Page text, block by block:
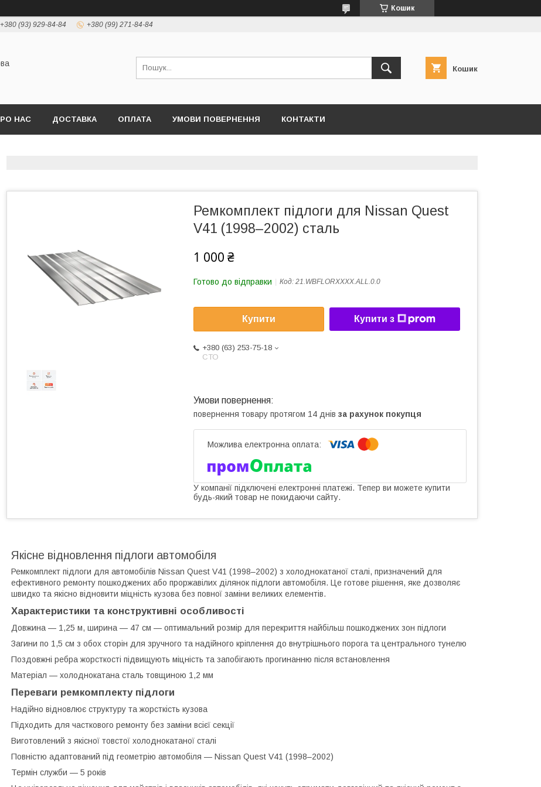
Кошик
+380 (93) 929-84-84 +380 (99) 271-84-84
Кошик
НАС ДОСТАВКА ОПЛАТА УМОВИ ПОВЕРНЕННЯ КОНТАКТИ
Ремкомплект підлоги для Nissan Quest
V41 (1998–2002) сталь
1 000 ₴
Готово до відправки Код: 21.WBFLORXXXX.ALL.0.0
Купити Купити з
+380 (63) 253-75-18
СТО
повернення товару протягом 14 днів за рахунок покупця
У компанії підключені електронні платежі. Тепер ви можете купити
будь-який товар не покидаючи сайту.
Якісне відновлення підлоги автомобіля
Ремкомплект підлоги для автомобілів Nissan Quest V41 (1998–2002) з холоднокатаної сталі, призначений для
ефективного ремонту пошкоджених або проржавілих ділянок підлоги автомобіля. Це готове рішення, яке дозволяє
швидко та якісно відновити міцність кузова без повної заміни великих елементів.
Характеристики та конструктивні особливості
Довжина — 1,25 м, ширина — 47 см — оптимальний розмір для перекриття найбільш пошкоджених зон підлоги
Загини по 1,5 см з обох сторін для зручного та надійного кріплення до внутрішнього порога та центрального тунелю
Поздовжні ребра жорсткості підвищують міцність та запобігають прогинанню після встановлення
Матеріал — холоднокатана сталь товщиною 1,2 мм
Переваги ремкомплекту підлоги
Надійно відновлює структуру та жорсткість кузова
Підходить для часткового ремонту без заміни всієї секції
Виготовлений з якісної товстої холоднокатаної сталі
Повністю адаптований під геометрію автомобіля — Nissan Quest V41 (1998–2002)
Термін служби — 5 років